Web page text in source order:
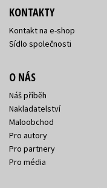
KONTAKTY
Kontakt na e-shop
Sídlo společnosti
O NÁS
Náš příběh
Nakladatelství
Maloobchod
Pro autory
Pro partnery
Pro média